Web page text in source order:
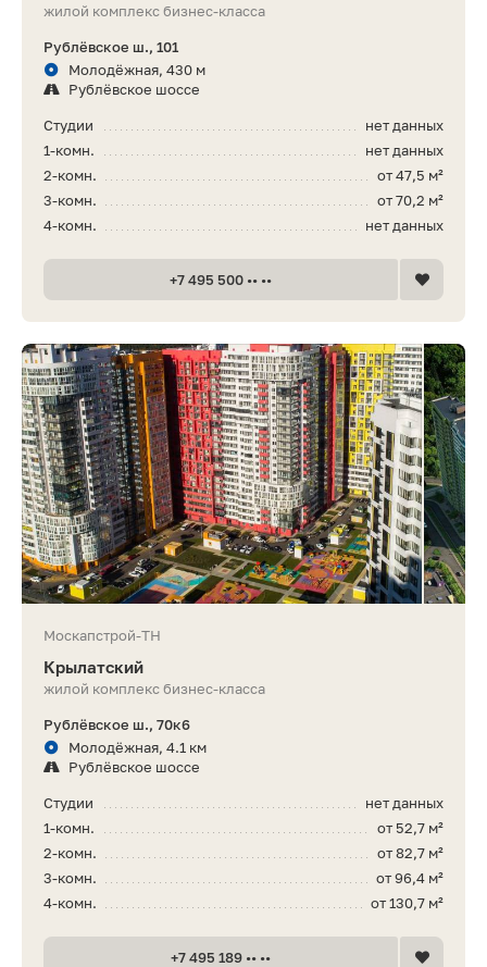
жилой комплекс бизнес-класса
Рублёвское ш., 101
Молодёжная, 430 м
Рублёвское шоссе
нет данных
Студии
нет данных
1-комн.
от 47,5 м²
2-комн.
от 70,2 м²
3-комн.
нет данных
4-комн.
+7 495 500 •• ••
Москапстрой-ТН
Крылатский
жилой комплекс бизнес-класса
Рублёвское ш., 70к6
Молодёжная, 4.1 км
Рублёвское шоссе
нет данных
Студии
от 52,7 м²
1-комн.
от 82,7 м²
2-комн.
от 96,4 м²
3-комн.
от 130,7 м²
4-комн.
+7 495 189 •• ••